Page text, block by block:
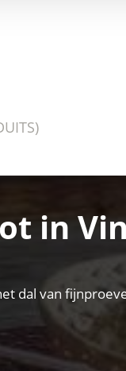
in
dal van